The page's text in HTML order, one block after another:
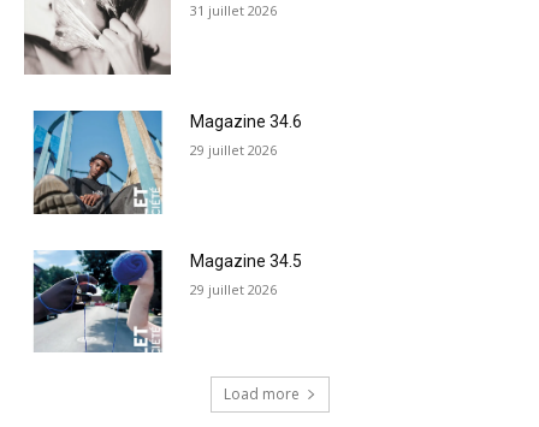
31 juillet 2026
Magazine 34.6
29 juillet 2026
Magazine 34.5
29 juillet 2026
Load more